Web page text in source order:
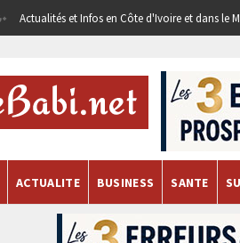
Actualités et Infos en Côte d'Ivoire et dans le
ACTUALITE BUSINESS SANTE